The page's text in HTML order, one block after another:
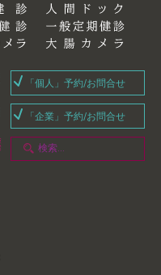
「個人」予約/お問合せ
「企業」予約/お問合せ